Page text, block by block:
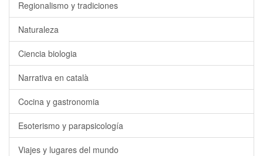
Regionalismo y tradiciones
Naturaleza
Ciencia biologia
Narrativa en català
Cocina y gastronomia
Esoterismo y parapsicología
Viajes y lugares del mundo